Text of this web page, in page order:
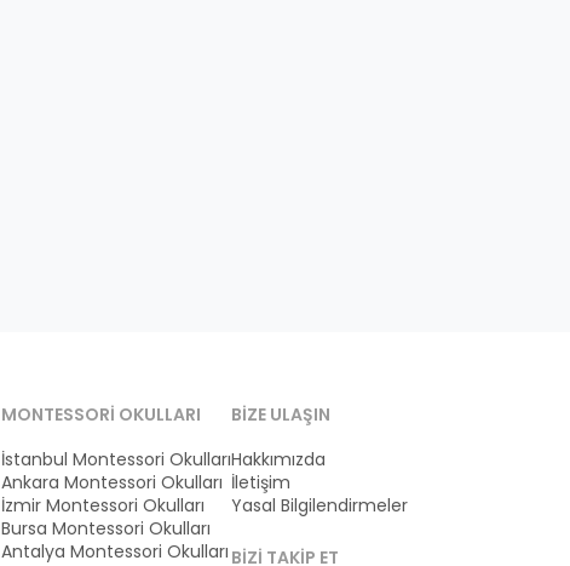
MONTESSORI OKULLARI
İstanbul Montessori Okulları
Ankara Montessori Okulları
İzmir Montessori Okulları
Bursa Montessori Okulları
Antalya Montessori Okulları
BIZE ULAŞIN
Hakkımızda
İletişim
Yasal Bilgilendirmeler
BIZI TAKIP ET